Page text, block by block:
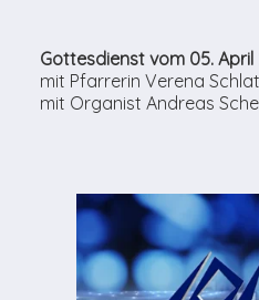
Gottesdienst vom 05.
mit Pfarrerin Verena
mit Organist Andreas